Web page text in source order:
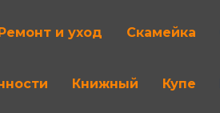
и уход Скамейка
Книжный Купе